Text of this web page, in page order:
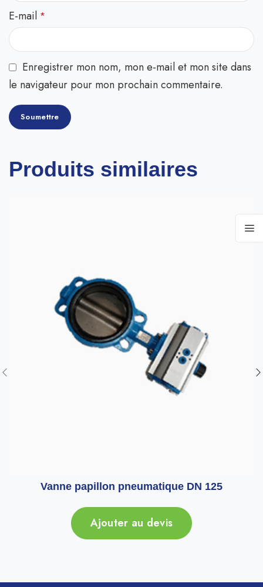
E-mail *
Enregistrer mon nom, mon e-mail et mon site dans
le navigateur pour mon prochain commentaire.
Produits similaires
Vanne papillon pneumatique DN 125
Ajouter au devis